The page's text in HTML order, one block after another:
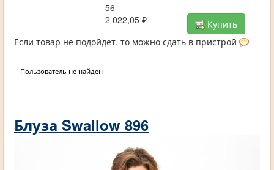
-
56
2 022,05 ₽
Купить
Если товар не подойдет, то можно сдать в пристрой
Пользователь не найден
Блуза Swallow 896